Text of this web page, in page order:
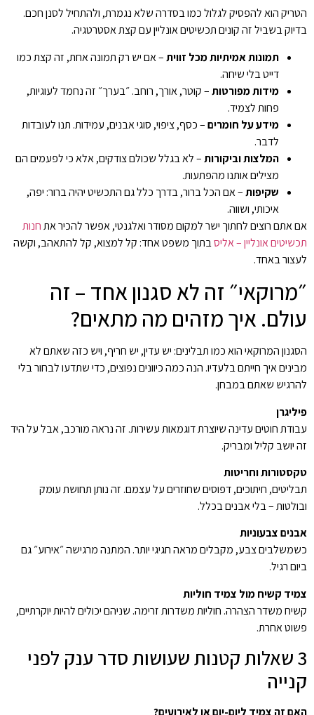
הטריק הוא להפסיק לגלול כמו בסדרה שלא נגמרת, ולהתחיל לסנן חכם.
בדיוק בשביל זה קונים תכשיטים אונליין עם קצת אסטרטגיה.
תמונות אמיתיות מכל זווית– אם יש רק תמונה אחת, זה קצת כמו
דייט בלי שיחה.
מידות מפורטות– קוטר, אורך, רוחב. ״בערך״ זה נחמד לעוגיות,
פחות לצמיד.
מידע על חומרים– כסף, ציפוי, סוגי אבנים, עמידות. תנו לעובדות
לדבר.
המלצות וביקורות– לא בגלל שכולם צודקים, אלא כי לפעמים הם
מצילים אותנו מהפתעות.
שקיפות– אם הכל ברור, בדרך כלל גם התכשיט יהיה ברור: יפה,
איכותי, ושווה.
אם אתם רוצים לחתוך ישר למקום מסודר ואלגנטי, אפשר להכיר אתחנות
תכשיטים אונליין – אליסבתוך משפט אחד: קל למצוא, קל להתאהב, וקשה
לעצור באחד.
״מרוקאי״ זה לא סגנון אחד – זה
עולם. איך מזהים מה מתאים?
הסגנון המרוקאי הוא כמו תבלינים: יש עדין, יש חריף, ויש כזה שאתם לא
מבינים איך חייתם בלעדיו. הנה כמה כיוונים נפוצים, כדי שתדעו לבחור בלי
להרגיש שאתם במבחן.
פיליגרן
עבודת חוטים עדינה שיוצרת דוגמאות עשירות. זה נראה מורכב, אבל על היד
זה יושב קליל ומבריק.
טקסטורות וחריטות
תבליטים, חיתוכים, דפוסים שחוזרים על עצמם. זה נותן תחושת עומק
ובולטות – בלי אבנים בכלל.
אבנים צבעוניות
כשמשלבים צבע, מקבלים מראה חגיגי יותר. המתנה מרגישה ״אירוע״ גם
ביום רגיל.
צמיד קשיח מול צמיד חוליות
קשיח משדר הצהרה. חוליות משדרות זרימה. שניהם יכולים להיות יוקרתיים,
פשוט אחרת.
3 שאלות קטנות שעושות סדר ענק לפני
קנייה
האם זה צמיד ליום-יום או לאירועים?